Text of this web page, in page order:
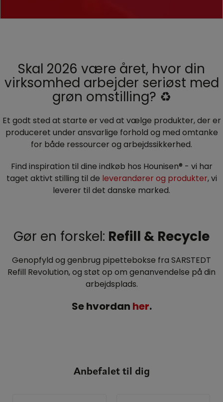
Skal 2026 være året, hvor din
virksomhed arbejder seriøst med
grøn omstilling? ♻️
Et godt sted at starte er ved at vælge produkter, der er
produceret under ansvarlige forhold og med omtanke
for både ressourcer og arbejdssikkerhed.
Find inspiration til dine indkøb hos Hounisen® - vi har
taget aktivt stilling til de leverandører og produkter, vi
leverer til det danske marked.
Gør en forskel: Refill & Recycle
Genopfyld og genbrug pipettebokse fra SARSTEDT
Refill Revolution, og støt op om genanvendelse på din
arbejdsplads.
Se hvordan her.
Anbefalet til dig